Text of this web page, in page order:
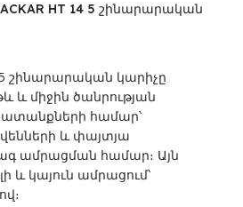
HT 14 5 շինարարական
5 շինարարական կարիչը
և միջին ծանրության
համար՝
և փայտյա
ամրացման համար։ Այն
և կայուն ամրացում՝